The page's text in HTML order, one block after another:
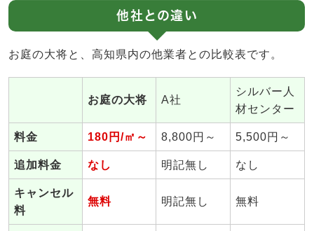
他社との違い
お庭の大将と、高知県内の他業者との比較表です。
お庭の大将 A社
シルバー人
材センター
料金 180円/㎡～ 8,800円～ 5,500円～
追加料金 なし 明記無し なし
キャンセル
料
無料 明記無し 無料